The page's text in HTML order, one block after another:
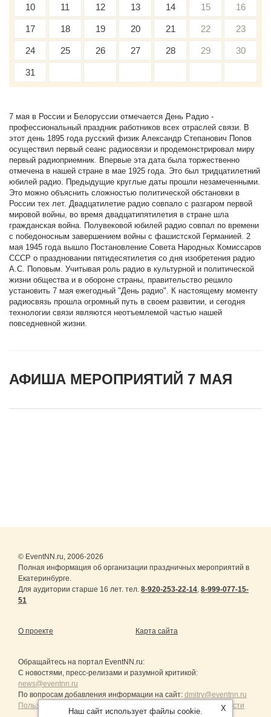
10 11 12 13 14 15 16
17 18 19 20 21 22 23
24 25 26 27 28 29 30
31
7 мая в России и Белоруссии отмечается День Радио -
профессиональный праздник работников всех отраслей связи. В
этот день 1895 года русский физик Александр Степанович Попов
осуществил первый сеанс радиосвязи и продемонстрировал миру
первый радиоприемник. Впервые эта дата была торжественно
отмечена в нашей стране в мае 1925 года. Это был тридцатилетний
юбилей радио. Предыдущие круглые даты прошли незамеченными.
Это можно объяснить сложностью политической обстановки в
России тех лет. Двадцатилетие радио совпало с разгаром первой
мировой войны, во время двадцатипятилетия в стране шла
гражданская война. Полувековой юбилей радио совпал по времени
с победоносным завершением войны с фашистской Германией. 2
мая 1945 года вышло Постановление Совета Народных Комиссаров
СССР о праздновании пятидесятилетия со дня изобретения радио
А.С. Поповым. Учитывая роль радио в культурной и политической
жизни общества и в обороне страны, правительство решило
установить 7 мая ежегодный "День радио". К настоящему моменту
радиосвязь прошла огромный путь в своем развитии, и сегодня
технологии связи являются неотъемлемой частью нашей
повседневной жизни.
АФИША МЕРОПРИЯТИЙ 7 МАЯ
© EventNN.ru, 2006-2026
Полная информация об организации праздничных мероприятий в
Екатеринбурге.
Для аудитории старше 16 лет. тел. 8-920-253-22-14, 8-999-077-15-
51
О проекте Карта сайта
Обращайтесь на портал EventNN.ru:
С новостями, пресс-релизами и разумной критикой:
news@eventnn.ru
По вопросам добавления информации на сайт: dmitry@eventnn.ru
Пользовательское Соглашение и политика конфиденциальности
X
Наш сайт использует файлы cookie.